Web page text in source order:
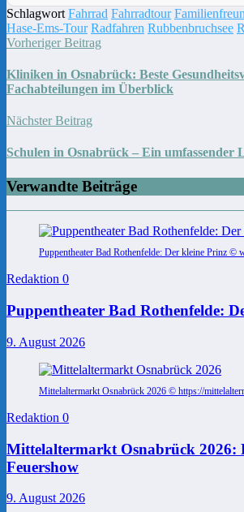
Schlagwort Fahrrad Fahrradtour
Hase-Ems-Tour Radfahren Rubbenbruchsee
Vorheriger Beitrag
Kliniken in Osnabrück: Beste
Fachabteilungen im Überblick
Nächster Beitrag
Schulen in Osnabrück – Ein umfassender
Verwandte Beiträge
Puppentheater Bad Rothenfelde: Der kleine Prinz ©
Redaktion 0
Puppentheater Bad Rothenfelde:
9. August 2026
Mittelaltermarkt Osnabrück 2026 © https://
Redaktion 0
Mittelaltermarkt Osnabrück 2026:
Feuershow
9. August 2026